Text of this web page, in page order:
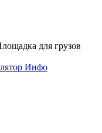
для грузов
Инфо